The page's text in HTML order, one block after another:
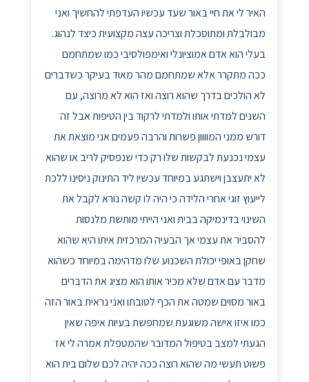
האיר לי את חיי באור שעד עכשיו העדפתי להחשיך ואני
מבולבלת ומתוסכלת וצריכה עצה מקצועית כיצד לנהוג.
בעלי הוא אדם אמוציונלי ואימפולסיבי כמו שמתחמם
ככה מתקרר אלא שמתחמם מהר מאוד בעיקר כשדברים
לא הולכים בדרך שהוא רוצה ואז הוא לא מרוצה, עם
השנים למדתי אותו ולמדתי לרקוד בין הטיפות אבל זה
דורש ממני המוווון פשרות והרבה פעמים אני מוצאת את
עצמי נכנעת לבקשות שלו רק כדי שנפסיק לריב או שהוא
לא יתעצבן וישתגע במיוחד עכשיו ליד התינוק ניסינו ללכת
לייעוץ זוגי אחרי הלידה כי היה לו קשה נורא לקבל את
השינוי בדינמיקה בבית ואני הייתי מותשת מלנסות
להסביר את עצמי אך הבעיה המרכזית איתו היא שהוא
שחקן באופי יכולת השכנוע שלו מדהימה במיוחד כשהוא
מדבר עם אדם שלא מכיר אותו הוא מציג את הדברים
באור מסוים שמטה את הכף לטובתו ואני נראית באור הזה
כמו איזו אישה משוגעת שמחפשת בעיות איפה שאין
הגעתי למצב בטיפול המדובר שהמטפלת אמרה לי אז
פשוט תעשי מה שהוא רוצה ככה יהיה לכם שלום בית הוא